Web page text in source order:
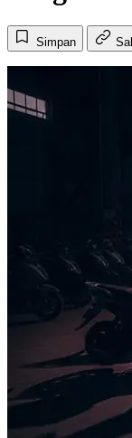
Simpan